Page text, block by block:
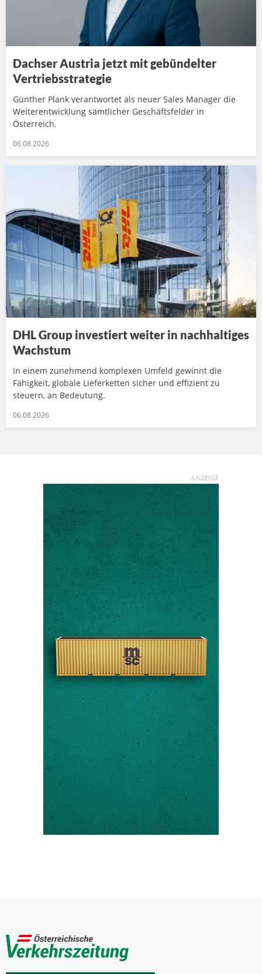
Dachser Austria jetzt mit gebündelter
Vertriebsstrategie
Günther Plank verantwortet als neuer Sales Manager die
Weiterentwicklung sämtlicher Geschäftsfelder in
Österreich.
06.08.2026
DHL Group investiert weiter in nachhaltiges
Wachstum
In einem zunehmend komplexen Umfeld gewinnt die
Fähigkeit, globale Lieferketten sicher und effizient zu
steuern, an Bedeutung.
06.08.2026
ANZEIGE